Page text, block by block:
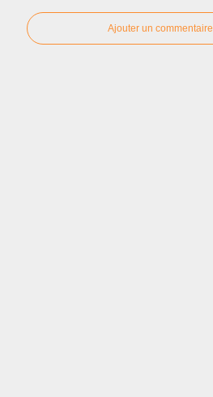
Ajouter un commentaire